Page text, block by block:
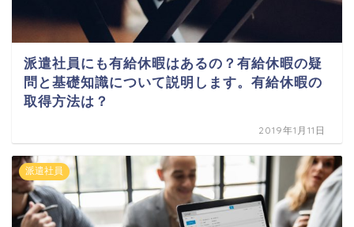
派遣社員にも有給休暇はあるの？有給休暇の疑
問と基礎知識について説明します。有給休暇の
取得方法は？
2019年1月11日
派遣社員